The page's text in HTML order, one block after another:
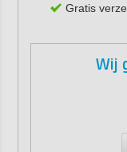
Gratis
Wij